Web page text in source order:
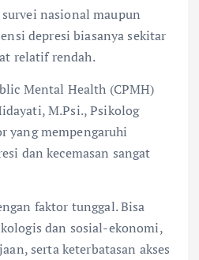
nasional maupun
depresi biasanya sekitar
relatif rendah.
Mental Health (CPMH)
M.Psi., Psikolog
yang mempengaruhi
dan kecemasan sangat
faktor tunggal. Bisa
dan sosial-ekonomi,
serta keterbatasan akses